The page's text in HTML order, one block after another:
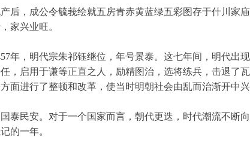
后，成公令毓莪绘就五房青赤黄蓝绿五彩图存于什川家
家兴业旺。
年，明代宗朱祁钰继位，年号景泰。这七年间，明代出
，启用于谦等正直之人，励精图治，选将练兵，击退了
面进行了整顿和改革，使当时明朝社会由乱而治渐开中兴
泰民安。对于一个国家而言，朝代更迭，时代潮流不断
的一年。